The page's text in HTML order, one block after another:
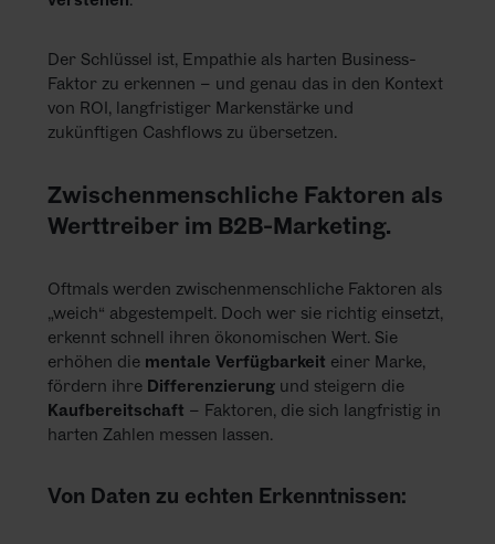
Der Schlüssel ist, Empathie als harten Business-
Faktor zu erkennen – und genau das in den Kontext
von ROI, langfristiger Markenstärke und
zukünftigen Cashflows zu übersetzen.
Zwischenmenschliche Faktoren als
Werttreiber im B2B-Marketing.
Oftmals werden zwischenmenschliche Faktoren als
„weich“ abgestempelt. Doch wer sie richtig einsetzt,
erkennt schnell ihren ökonomischen Wert. Sie
erhöhen die mentale Verfügbarkeit einer Marke,
fördern ihre Differenzierungund steigern die
Kaufbereitschaft – Faktoren, die sich langfristig in
harten Zahlen messen lassen.
Von Daten zu echten Erkenntnissen: